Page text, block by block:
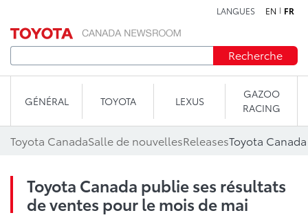
LANGUES EN FR
Recherche
GÉNÉRAL TOYOTA LEXUS
GAZOO
RACING
Toyota CanadaSalle de nouvellesReleases
Toyota Canada publie ses résultats
de ventes pour le mois de mai